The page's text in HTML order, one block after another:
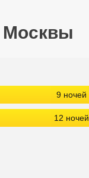
Москвы
9 ночей
12 ночей